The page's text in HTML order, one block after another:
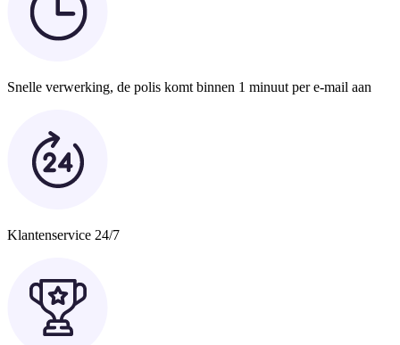
Snelle verwerking, de polis komt binnen 1 minuut per e-mail aan
Klantenservice 24/7